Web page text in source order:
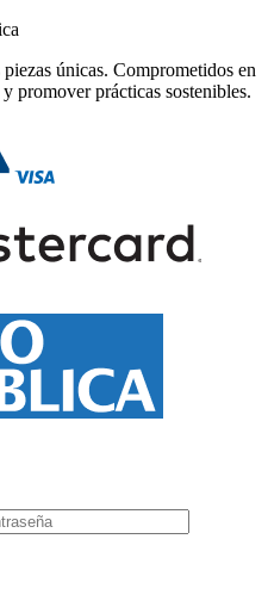
únicas. Comprometidos en
promover prácticas sostenibles.